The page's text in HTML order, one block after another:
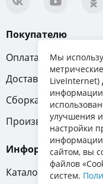
Покупателю
Оплата
Доставка
Сборка
Производители
Информация
Каталог мебели
Мы
LiveInternet)
информации
улучшения
настройки
сайтом, вы
файлов
систем.